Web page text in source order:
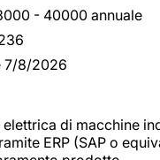
- 40000 annuale
7/8/2026
di macchine
ERP (SAP o